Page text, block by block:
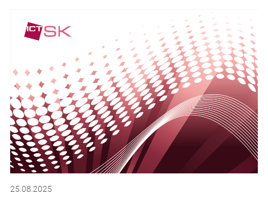
25.08.2025